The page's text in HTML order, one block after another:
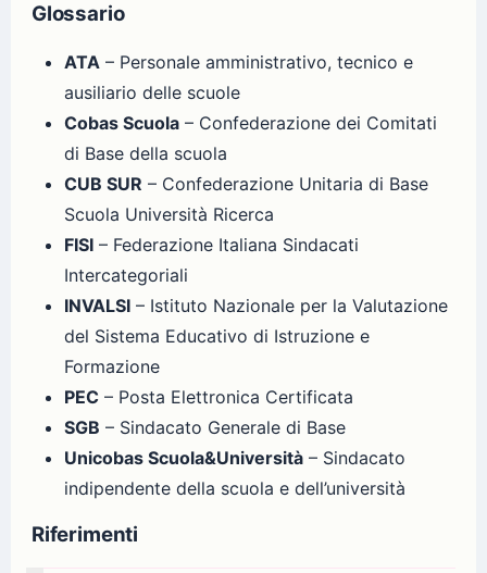
Glossario
ATA – Personale amministrativo, tecnico e
ausiliario delle scuole
Cobas Scuola – Confederazione dei Comitati
di Base della scuola
CUB SUR – Confederazione Unitaria di Base
Scuola Università Ricerca
FISI – Federazione Italiana Sindacati
Intercategoriali
INVALSI – Istituto Nazionale per la Valutazione
del Sistema Educativo di Istruzione e
Formazione
PEC – Posta Elettronica Certificata
SGB – Sindacato Generale di Base
Unicobas Scuola&Università – Sindacato
indipendente della scuola e dell’università
Riferimenti